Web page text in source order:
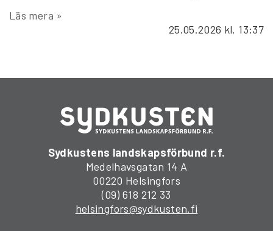
Läs mera »
25.05.2026 kl. 13:37
Sydkustens landskapsförbund r.f.
Medelhavsgatan 14 A
00220 Helsingfors
(09) 618 212 33
helsingfors@sydkusten.fi